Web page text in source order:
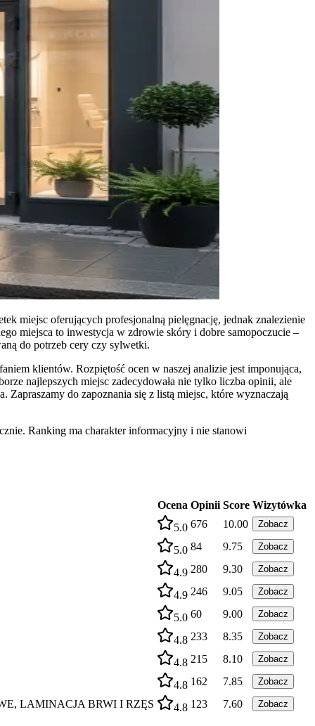
miejsc oferujących profesjonalną pielęgnację, jednak znalezienie
miejsca to inwestycja w zdrowie skóry i dobre samopoczucie –
do potrzeb cery czy sylwetki.
klientów. Rozpiętość ocen w naszej analizie jest imponująca,
najlepszych miejsc zadecydowała nie tylko liczba opinii, ale
Zapraszamy do zapoznania się z listą miejsc, które wyznaczają
Ranking ma charakter informacyjny i nie stanowi
Ocena Opinii Score Wizytówka
5.0 676 10.00 Zobacz
5.0 84 9.75 Zobacz
4.9 280 9.30 Zobacz
4.9 246 9.05 Zobacz
5.0 60 9.00 Zobacz
4.8 233 8.35 Zobacz
4.8 215 8.10 Zobacz
4.8 162 7.85 Zobacz
LAMINACJA BRWI I RZĘS 4.8 123 7.60 Zobacz